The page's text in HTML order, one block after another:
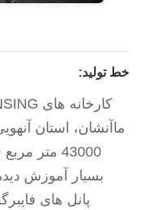
خط تولید:
ماآنشان، استان
پانل های